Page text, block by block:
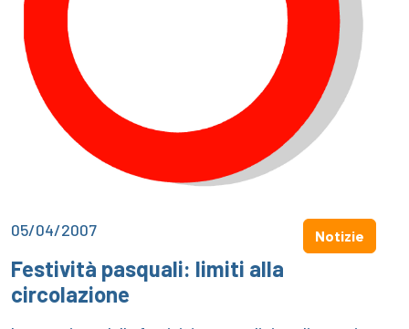
05/04/2007 Notizie
Festività pasquali: limiti alla
circolazione